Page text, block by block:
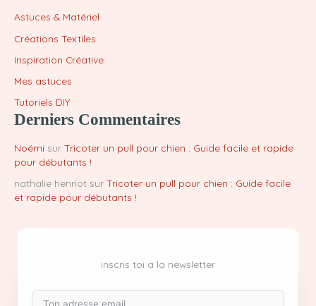
Astuces & Matériel
Créations Textiles
Inspiration Créative
Mes astuces
Tutoriels DIY
Derniers Commentaires
Noémi sur Tricoter un pull pour chien : Guide facile et rapide
pour débutants !
nathalie henriot sur Tricoter un pull pour chien : Guide facile
et rapide pour débutants !
inscris toi a la newsletter